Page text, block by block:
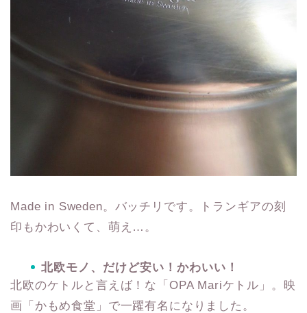
Made in Sweden。バッチリです。トランギアの刻
印もかわいくて、萌え…。
北欧モノ、だけど安い！かわいい！
北欧のケトルと言えば！な「OPA Mariケトル」。映
画「かもめ食堂」で一躍有名になりました。